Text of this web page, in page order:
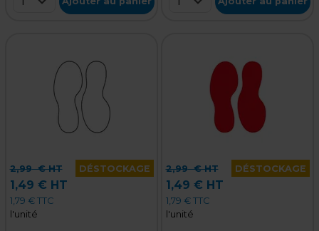
2,99€ HT DÉSTOCKAGE
1,49 € HT
1,79 € TTC
l'unité
2,99€ HT DÉSTOCKAGE
1,49 € HT
1,79 € TTC
l'unité